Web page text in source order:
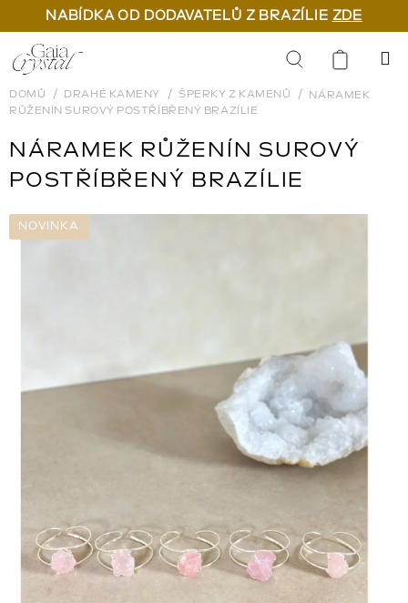
NABÍDKA OD DODAVATELŮ Z BRAZÍLIE ZDE
Přejít
na
obsah
Hledat
DOMŮ DRAHÉ KAMENY ŠPERKY Z KAMENŮ
NÁRAMEK
RŮŽENÍN SUROVÝ POSTŘÍBŘENÝ BRAZÍLIE
NÁRAMEK RŮŽENÍN SUROVÝ
POSTŘÍBŘENÝ BRAZÍLIE
NOVINKA